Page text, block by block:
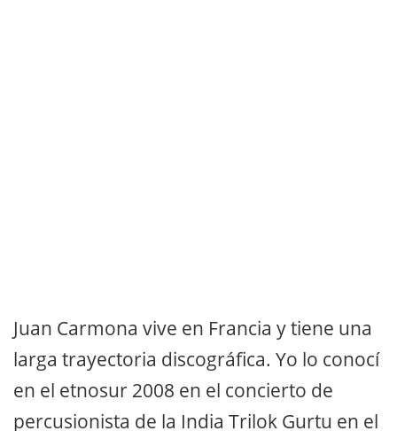
Juan Carmona vive en Francia y tiene una
larga trayectoria discográfica. Yo lo conocí
en el etnosur 2008 en el concierto de
percusionista de la India Trilok Gurtu en el